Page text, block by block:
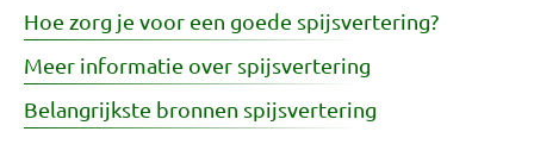
Hoe zorg je voor een goede spijsvertering?
Meer informatie over spijsvertering
Belangrijkste bronnen spijsvertering